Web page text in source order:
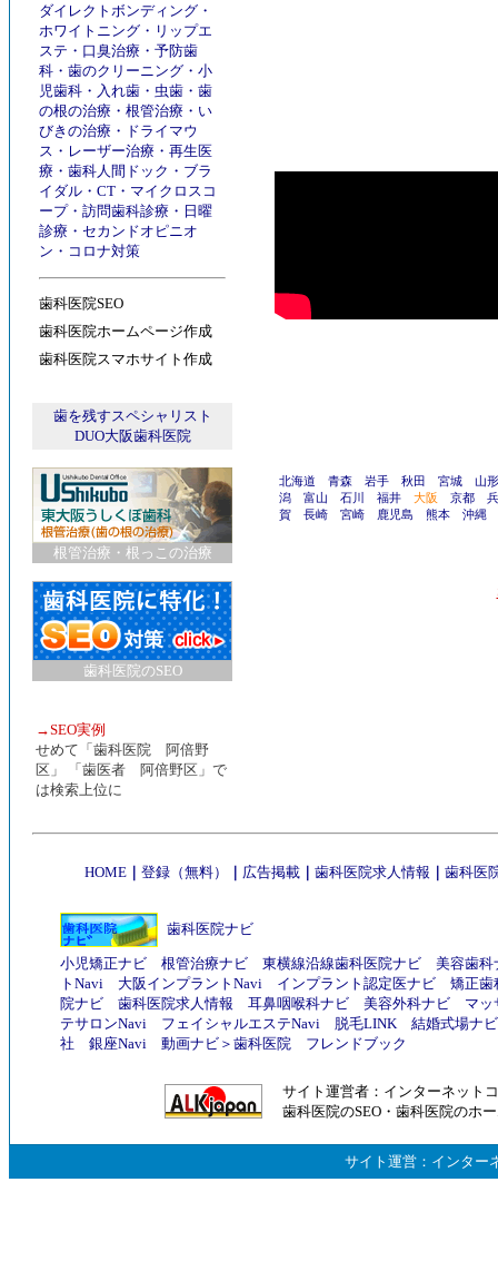
ダイレクトボンディング ・
ホワイトニング ・ リップエ
ステ ・ 口臭治療 ・ 予防歯
科 ・ 歯のクリーニング ・ 小
児歯科 ・ 入れ歯 ・ 虫歯 ・ 歯
の根の治療 ・ 根管治療 ・ い
びきの治療 ・ ドライマウ
ス ・ レーザー治療 ・ 再生医
療 ・ 歯科人間ドック ・ ブラ
イダル ・ CT ・ マイクロスコ
ープ・ 訪問歯科診療 ・ 日曜
診療 ・ セカンドオピニオ
ン ・ コロナ対策
歯科医院SEO
歯科医院ホームページ作成
歯科医院スマホサイト作成
歯を残すスペシャリスト
DUO大阪歯科医院
根管治療・根っこの治療
歯科医院のSEO
→SEO実例
せめて「歯科医院 阿倍野
区」 「歯医者 阿倍野区」で
は検索上位に
北海道 青森 岩手 秋田 宮城
山形
潟
富山 石川 福井 大阪 京都
賀
長崎 宮崎 鹿児島 熊本 沖縄
HOME 登録（無料） 広告掲載 歯科医院求人情報 歯科医
歯科医院ナビ
小児矯正ナビ 根管治療ナビ 東横線沿線歯科医院ナビ
美容歯科
トNavi
大阪インプラントNavi インプラント認定医ナビ
矯正歯
院ナビ
歯科医院求人情報 耳鼻咽喉科ナビ 美容外科ナビ
マッ
テサロンNavi
フェイシャルエステNavi 脱毛LINK
結婚式場ナビ
社
銀座Navi 動画ナビ ＞ 歯科医院 フレンドブック
サイト運営者： インターネット
歯科医院のSEO ・ 歯科医院のホ
サイト運営： インター